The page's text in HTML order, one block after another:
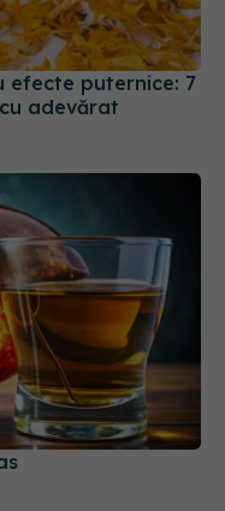
efecte puternice: 7
adevărat